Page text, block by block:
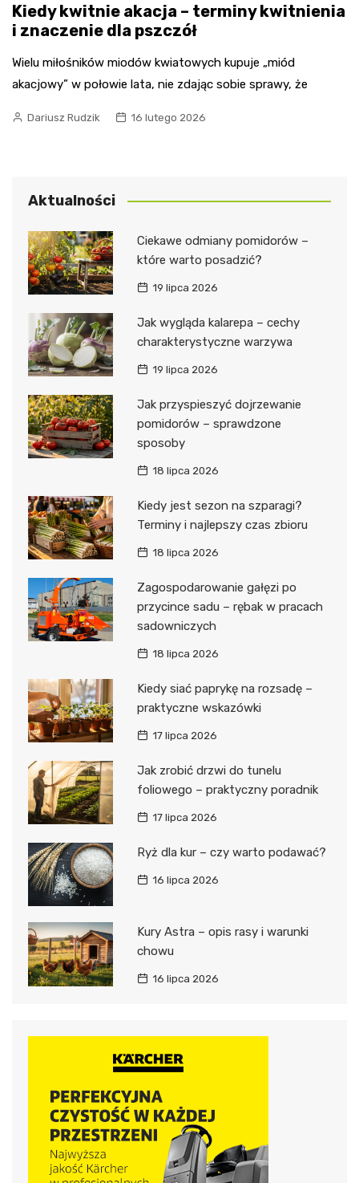
Kiedy kwitnie akacja – terminy kwitnienia
i znaczenie dla pszczół
Wielu miłośników miodów kwiatowych kupuje „miód
akacjowy” w połowie lata, nie zdając sobie sprawy, że
Dariusz Rudzik 16 lutego 2026
Aktualności
Ciekawe odmiany pomidorów –
które warto posadzić?
19 lipca 2026
Jak wygląda kalarepa – cechy
charakterystyczne warzywa
19 lipca 2026
Jak przyspieszyć dojrzewanie
pomidorów – sprawdzone
sposoby
18 lipca 2026
Kiedy jest sezon na szparagi?
Terminy i najlepszy czas zbioru
18 lipca 2026
Zagospodarowanie gałęzi po
przycince sadu – rębak w pracach
sadowniczych
18 lipca 2026
Kiedy siać paprykę na rozsadę –
praktyczne wskazówki
17 lipca 2026
Jak zrobić drzwi do tunelu
foliowego – praktyczny poradnik
17 lipca 2026
Ryż dla kur – czy warto podawać?
16 lipca 2026
Kury Astra – opis rasy i warunki
chowu
16 lipca 2026